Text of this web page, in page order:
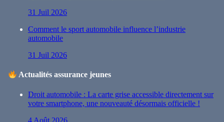
31 Juil 2026
Comment le sport automobile influence l’industrie
automobile
31 Juil 2026
Actualités assurance jeunes
Droit automobile : La carte grise accessible directement sur
votre smartphone, une nouveauté désormais officielle !
4 Août 2026